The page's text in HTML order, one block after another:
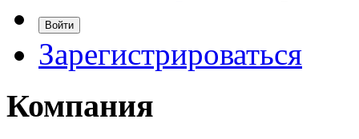
Зарегистрироваться
Компания